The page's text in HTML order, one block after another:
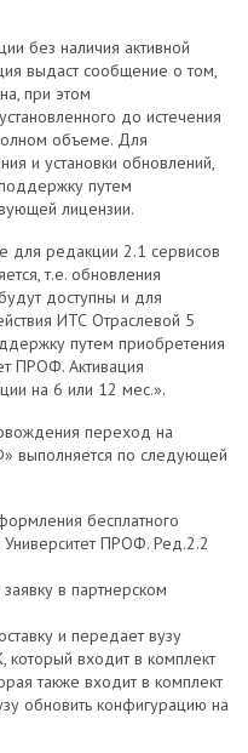
без наличия активной
выдаст сообщение о том,
при этом
до истечения
объеме. Для
и установки обновлений,
путем
лицензии.
для редакции 2.1 сервисов
т.е. обновления
доступны и для
ИТС Отраслевой 5
путем приобретения
ПРОФ. Активация
на 6 или 12 мес.».
переход на
выполняется по следующей
бесплатного
ПРОФ. Ред.2.2
в партнерском
и передает вузу
который входит в комплект
также входит в комплект
обновить конфигурацию на